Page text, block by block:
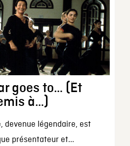
goes to… (Et
à…)
devenue légendaire, est
présentateur et...